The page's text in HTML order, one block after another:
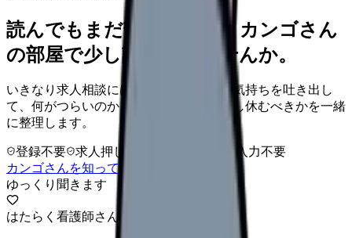
読んでもまだ苦しいなら、カンゴさん
の部屋で少し話してみませんか。
いきなり求人相談には進みません。今の気持ちを吐き出し
て、何がつらいのか、辞めるべきか、少し休むべきかを一緒
に整理します。
登録不要 求人押し売りなし
病院名は入力不要
カンゴさんを知ってから相談する
ゆっくり聞きます
はたらく看護師さん 求人